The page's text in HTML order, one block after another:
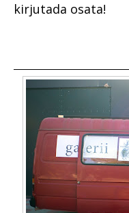
kirjutada osata!